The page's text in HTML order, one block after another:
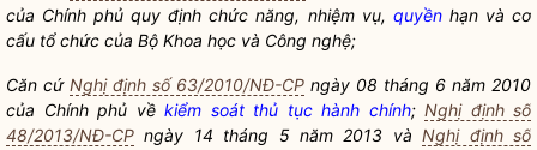
của Chính phủ quy định chức năng, nhiệm vụ, quyềnhạn và cơ
cấu tổ chức của Bộ Khoa học và Công nghệ;
Căn cứ Nghị định số 63/2010/NĐ-CP ngày 08 tháng 6 năm 2010
của Chính phủ về kiểm soát thủ tục hành chính; Nghị định số
48/2013/NĐ-CP ngày 14 tháng 5 năm 2013 vàNghị định số